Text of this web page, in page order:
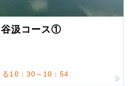
谷汲コース①
10：30～10：54